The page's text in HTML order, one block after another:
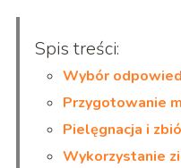
Spis treści:
Wybór
Przygotowanie
Pielęgnacja i
Wykorzystanie